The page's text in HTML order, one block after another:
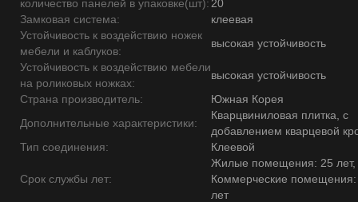
количество панелей в упаковке(шт): 20
Замковая система:
клеевая
Устойчивость к воздействию ножек
мебели и каблуков:
высокая устойчивость
Устойчивость к воздействию мебели
на роликовых ножках:
высокая устойчивость
Страна производитель:
Южная Корея
Дополнительные характеристики:
Кварцвиниловая плитка, с
добавлением кварцевой
Тип соединения:
Клеевой
Срок службы лет:
Жилые помещения: 25 лет,
Коммерческие
лет